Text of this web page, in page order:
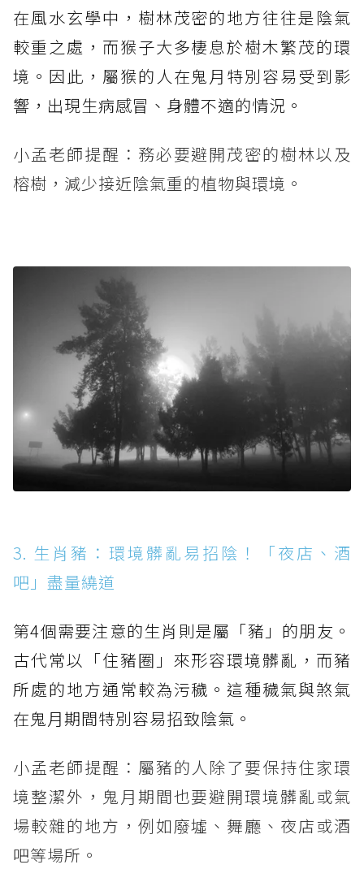
在風水玄學中，樹林茂密的地方往往是陰氣
較重之處，而猴子大多棲息於樹木繁茂的環
境。因此，屬猴的人在鬼月特別容易受到影
響，出現生病感冒、身體不適的情況。
小孟老師提醒：務必要避開茂密的樹林以及
榕樹，減少接近陰氣重的植物與環境。
3. 生肖豬：環境髒亂易招陰！「夜店、酒
吧」盡量繞道
第4個需要注意的生肖則是屬「豬」的朋友。
古代常以「住豬圈」來形容環境髒亂，而豬
所處的地方通常較為污穢。這種穢氣與煞氣
在鬼月期間特別容易招致陰氣。
小孟老師提醒：屬豬的人除了要保持住家環
境整潔外，鬼月期間也要避開環境髒亂或氣
場較雜的地方，例如廢墟、舞廳、夜店或酒
吧等場所。